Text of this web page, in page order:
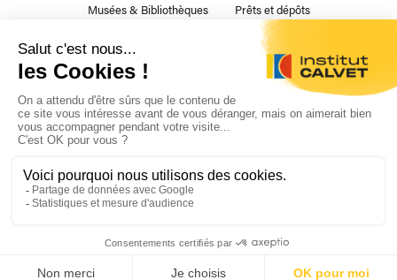
Musées & Bibliothèques
Prêts et dépôts
Liens utiles
Nous suivre
Mentions légales
Cookies